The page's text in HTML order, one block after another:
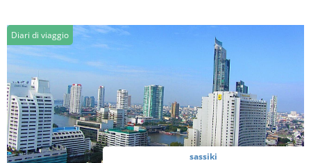
Diari di viaggio
sassiki